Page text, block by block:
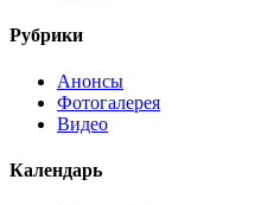
Рубрики
Анонсы
Фотогалерея
Видео
Календарь